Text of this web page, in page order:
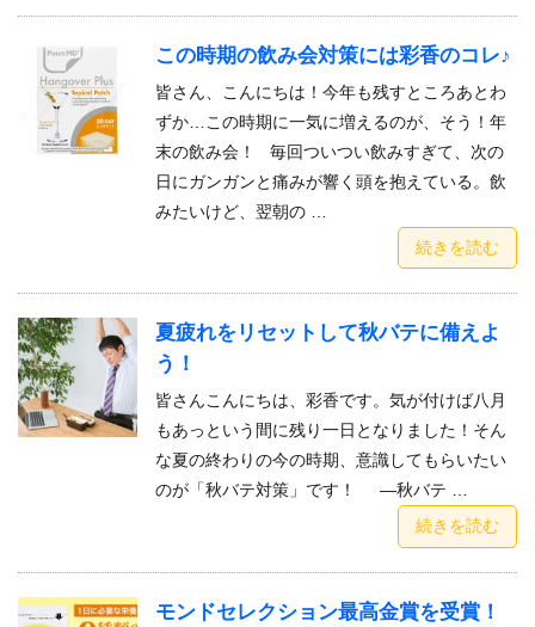
この時期の飲み会対策には彩香のコレ♪
皆さん、こんにちは！今年も残すところあとわ
ずか…この時期に一気に増えるのが、そう！年
末の飲み会！ 毎回ついつい飲みすぎて、次の
日にガンガンと痛みが響く頭を抱えている。飲
みたいけど、翌朝の …
続きを読む
夏疲れをリセットして秋バテに備えよ
う！
皆さんこんにちは、彩香です。気が付けば八月
もあっという間に残り一日となりました！そん
な夏の終わりの今の時期、意識してもらいたい
のが「秋バテ対策」です！ —秋バテ …
続きを読む
モンドセレクション最高金賞を受賞！